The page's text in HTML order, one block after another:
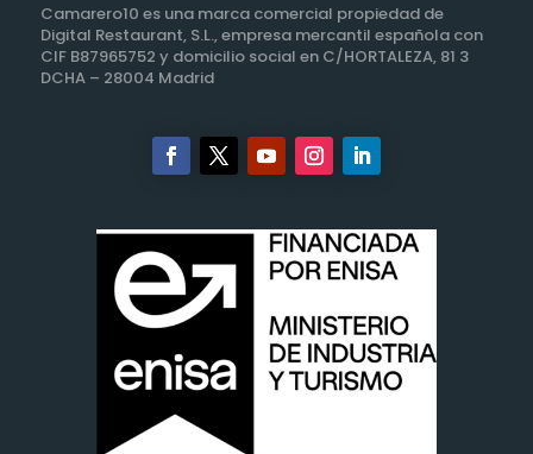
Camarero10 es una marca comercial propiedad de
Digital Restaurant, S.L., empresa mercantil española con
CIF B87965752 y domicilio social en C/HORTALEZA, 81 3
DCHA – 28004 Madrid